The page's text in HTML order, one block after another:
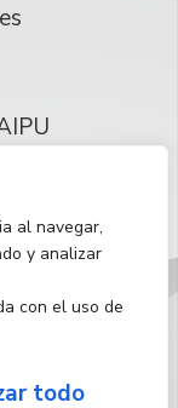
al navegar,
y analizar
con el uso de
todo